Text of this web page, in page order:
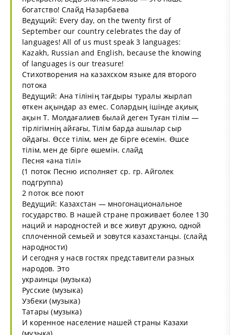
богатство! Слайд Назарбаева
Ведущий: Every day, on the twenty first of
September our country celebrates the day of
languages! All of us must speak 3 languages:
Kazakh, Russian and English, because the knowing
of languages is our treasure!
Стихотворения на казахском языке для второго
потока
Ведущий: Ана тілінің тағдыры туралы жырлап
өткен ақындар аз емес. Солардың ішінде ақиық
ақын Т. Молдағалиев былай деген Туған тілім —
тірлігімнің айғағы, Тілім барда ашылар сыр
ойдағы. Өссе тілім, мен де бірге өсемін. Өшсе
тілім, мен де бірге өшемін. слайд
Песня «ана тілі»
(1 поток Песню исполняет ср. гр. Айголек
подгруппа)
2 поток все поют
Ведущий: Казахстан — многонациональное
государство. В нашей стране проживает более 130
наций и народностей и все живут дружно, одной
сплоченной семьей и зовутся казахстанцы. (слайд
народности)
И сегодня у насв гостях представители разных
народов. Это
украинцы (музыка)
Русские (музыка)
Узбеки (музыка)
Татары (музыка)
И коренное население нашей страны Казахи
(музыка)